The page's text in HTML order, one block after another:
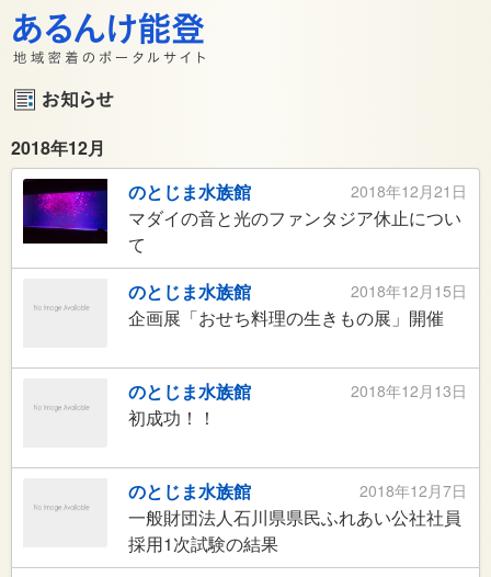
2018年12月
2018年12月21日
のとじま水族館
マダイの音と光のファンタジア休止につい
て
2018年12月15日
のとじま水族館
企画展「おせち料理の生きもの展」開催
2018年12月13日
のとじま水族館
初成功！！
2018年12月7日
のとじま水族館
一般財団法人石川県県民ふれあい公社社員
採用1次試験の結果